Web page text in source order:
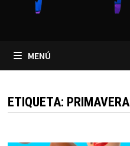
MENÚ
ETIQUETA: PRIMAVERA